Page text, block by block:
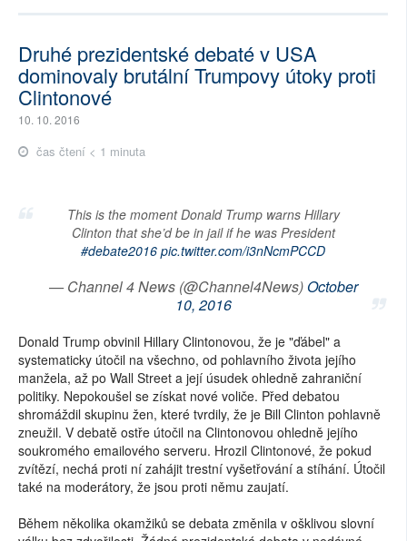
Druhé prezidentské debaté v USA
dominovaly brutální Trumpovy útoky proti
Clintonové
10. 10. 2016
čas čtení < 1 minuta
This is the moment Donald Trump​ warns Hillary
Clinton​ that she’d be in jail if he was President
#debate2016 pic.twitter.com/i3nNcmPCCD
— Channel 4 News (@Channel4News)October
10, 2016
Donald Trump obvinil Hillary Clintonovou, že je "ďábel" a
systematicky útočil na všechno, od pohlavního života jejího
manžela, až po Wall Street a její úsudek ohledně zahraniční
politiky. Nepokoušel se získat nové voliče. Před debatou
shromáždil skupinu žen, které tvrdily, že je Bill Clinton pohlavně
zneužil. V debatě ostře útočil na Clintonovou ohledně jejího
soukromého emailového serveru. Hrozil Clintonové, že pokud
zvítězí, nechá proti ní zahájit trestní vyšetřování a stíhání. Útočil
také na moderátory, že jsou proti němu zaujatí.
Během několika okamžiků se debata změnila v ošklivou slovní